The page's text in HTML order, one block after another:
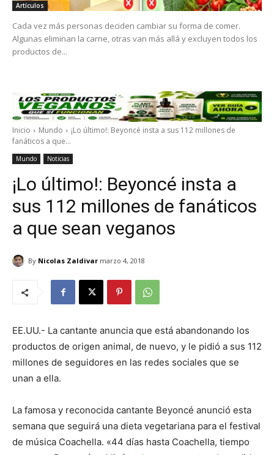
Artículos
Cada vez más personas deciden cambiar su forma de comer.
Algunas eliminan la carne, otras van más allá y excluyen todos los
productos de...